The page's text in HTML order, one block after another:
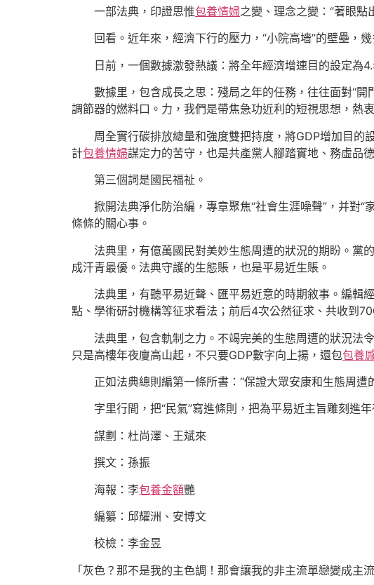
一部法典，印證思惟包養情婦之變、理念之變：“著眼點
回看。近年來，經濟下行的壓力，“小院高墻”的壁壘，
日前，一個數據激發熱議：將全年經濟增速目的設定為
數據里，包含成長之思：殘局之年的任務，往往面對“
調節器的燃料口。力，我們是帶焦急功近利的短視思想，熱
周全實行碳排放總量和強度雙把持度，將GDP增加目的
計包養情婦謀定力的苦守，也是共產黨人腳踏實地、務虛品
第三個詞是國民福祉。
掀開法典淨化防治編，專章聚焦“社會生涯噪聲”，并對
條條的關心事。
法典里，有億萬國民對美妙生態周遭的狀況的期盼。
成汗青最優。法典守護的生態賬，也是平易近生賬。
法典里，有聽平易近聲、匯平易近意的時期敘事。編輯
點、學術研討機構等征求看法；前后4次公然征求、共收到
法典里，包含軌制之力。不竭完美的生態周遭的狀況法
只是高樓年夜廈高山起，不只要GDP數字向上揚，還包包養
正如法典總則編第一條所書：“保證大眾安康和生態周遭
字里行間，把“民氣”寫進條則，把為平易近主旨雕刻進年
謀劃：杜尚澤、王斌來
撰文：孫振
海報：李包養金額艷
編纂：邱耀洲、安博文
校檢：李金昱
「灰色？那不是我的主色調！那會讓我的非主流單戀變成主